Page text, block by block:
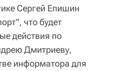
Сергей Епишин
что будет
действия по
Дмитриеву,
информатора для